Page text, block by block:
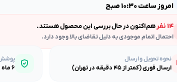
امروز ساعت ۱۰:۳۰ صبح
۱۴ نفر هم‌اکنون در حال بررسی این محصول هستند.
احتمال اتمام موجودی به دلیل تقاضای بالا وجود دارد.
نحوه تحویل و ارسال
ارسال فوری (کمتر از ۴۵ دقیقه در تهران)
پوشش
۶ ماه ضمانت طلایی بی‌قیدوشرط مصباح